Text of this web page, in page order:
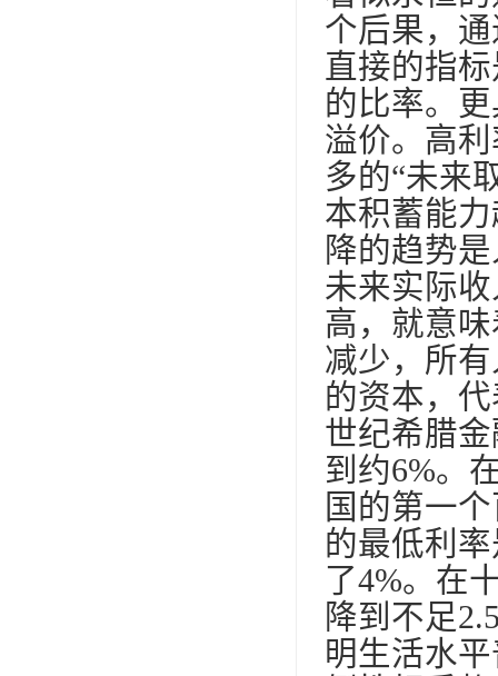
个后果，
直接的指
的比率。
溢价。高
多的“未来
本积蓄能
降的趋势
未来实际
高，就意
减少，所
的资本，
世纪希腊
到约6%。
国的第一
的最低利
了4%。在
降到不足
明生活水